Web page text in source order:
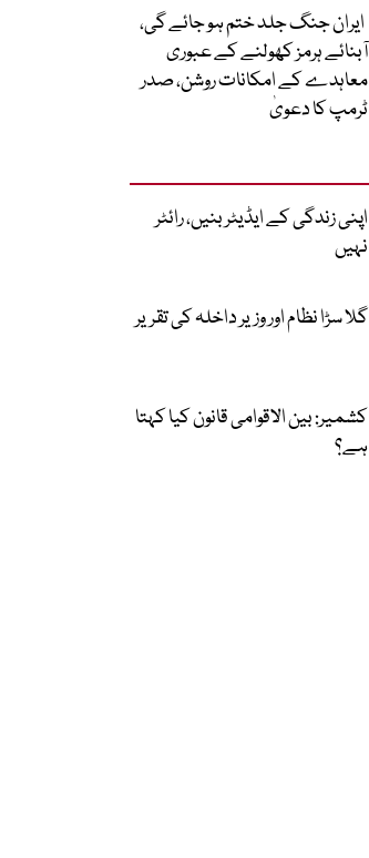
ایران جنگ جلد ختم ہو جائے گی،
آبنائے ہرمز کھولنے کے عبوری
معاہدے کے امکانات روشن، صدر
ٹرمپ کا دعویٰ
اپنی زندگی کے ایڈیٹر بنیں، رائٹر
نہیں
گلا سڑا نظام اور وزیر داخلہ کی تقریر
کشمیر: بین الاقوامی قانون کیا کہتا
ہے؟